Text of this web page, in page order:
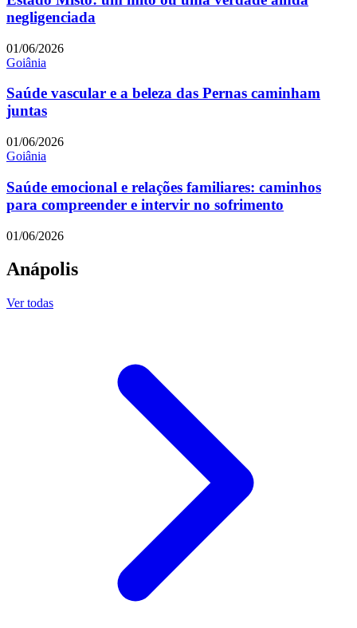
negligenciada
01/06/2026
Goiânia
Saúde vascular e a beleza das Pernas caminham
juntas
01/06/2026
Goiânia
Saúde emocional e relações familiares: caminhos
para compreender e intervir no sofrimento
01/06/2026
Anápolis
Ver todas